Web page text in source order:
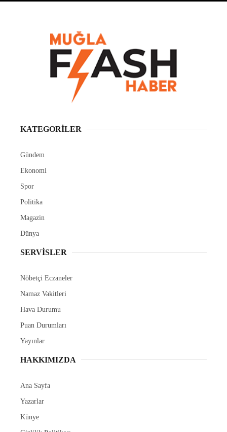
KATEGORİLER
Gündem
Ekonomi
Spor
Politika
Magazin
Dünya
SERVİSLER
Nöbetçi Eczaneler
Namaz Vakitleri
Hava Durumu
Puan Durumları
Yayınlar
HAKKIMIZDA
Ana Sayfa
Yazarlar
Künye